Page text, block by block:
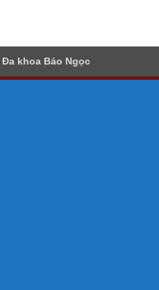
Đa khoa Bảo Ngọc